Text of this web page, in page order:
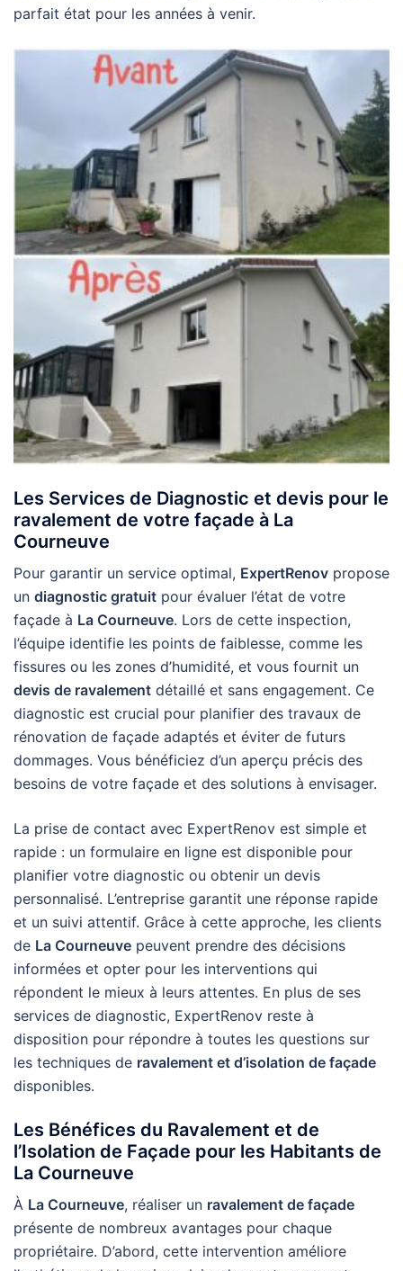
parfait état pour les années à venir.
Les Services de Diagnostic et devis pour le
ravalement de votre façade à La
Courneuve
Pour garantir un service optimal, ExpertRenov propose
un diagnostic gratuit pour évaluer l’état de votre
façade à La Courneuve. Lors de cette inspection,
l’équipe identifie les points de faiblesse, comme les
fissures ou les zones d’humidité, et vous fournit un
devis de ravalement détaillé et sans engagement. Ce
diagnostic est crucial pour planifier des travaux de
rénovation de façade adaptés et éviter de futurs
dommages. Vous bénéficiez d’un aperçu précis des
besoins de votre façade et des solutions à envisager.
La prise de contact avec ExpertRenov est simple et
rapide : un formulaire en ligne est disponible pour
planifier votre diagnostic ou obtenir un devis
personnalisé. L’entreprise garantit une réponse rapide
et un suivi attentif. Grâce à cette approche, les clients
de La Courneuve peuvent prendre des décisions
informées et opter pour les interventions qui
répondent le mieux à leurs attentes. En plus de ses
services de diagnostic, ExpertRenov reste à
disposition pour répondre à toutes les questions sur
les techniques de ravalement et d’isolation de façade
disponibles.
Les Bénéfices du Ravalement et de
l’Isolation de Façade pour les Habitants de
La Courneuve
À La Courneuve, réaliser un ravalement de façade
présente de nombreux avantages pour chaque
propriétaire. D’abord, cette intervention améliore